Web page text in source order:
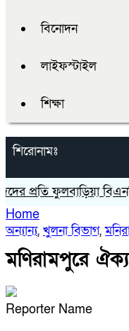
বিনোদন
লাইফস্টাইল
শিক্ষা
শিরোনামঃ
প্রতি ফুলবাড়িয়া বিএনপির
Home
অন্যান্য, খুলনা বিভাগ,
মণিরামপুরে
Reporter Name